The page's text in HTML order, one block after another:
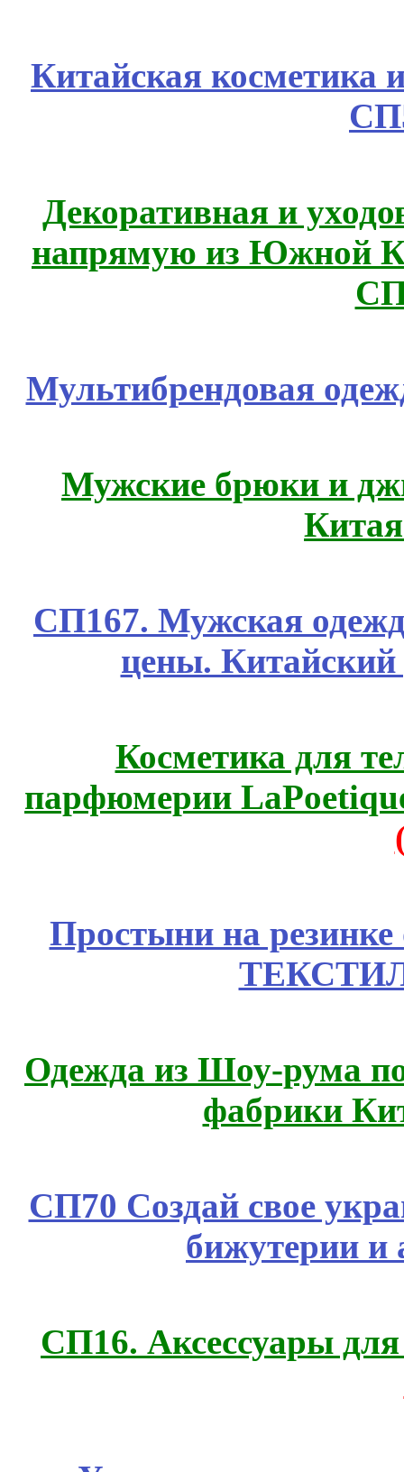
Китайская
Декоративная и
напрямую из
Мультибрендовая
Мужские брюки и
СП167. Мужская
цены.
Косметика для
парфюмерии
Простыни на
Одежда из Шоу-рума
фабрики
СП70 Создай свое
бижутерии и
СП16. Аксессуары